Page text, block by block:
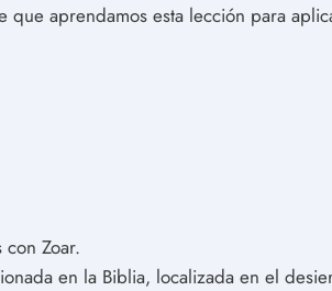
aprendamos esta lección para
Zoar.
en la Biblia, localizada en el